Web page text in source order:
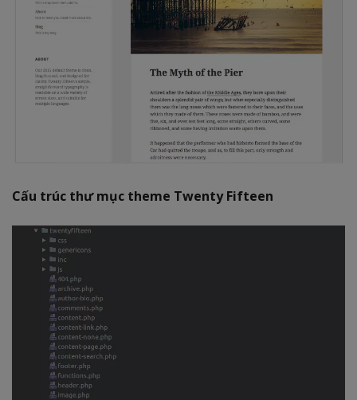
Cấu trúc thư mục theme Twenty Fifteen